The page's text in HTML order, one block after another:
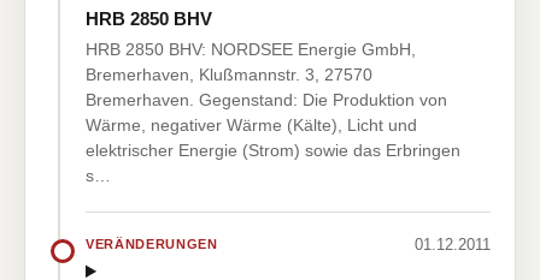
HRB 2850 BHV
HRB 2850 BHV: NORDSEE Energie GmbH,
Bremerhaven, Klußmannstr. 3, 27570
Bremerhaven. Gegenstand: Die Produktion von
Wärme, negativer Wärme (Kälte), Licht und
elektrischer Energie (Strom) sowie das Erbringen
s…
VERÄNDERUNGEN 01.12.2011